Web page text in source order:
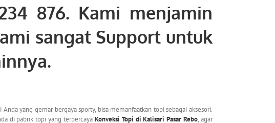
876. Kami menjamin
sangat Support untuk
yang gemar bergaya sporty, bisa memanfaatkan topi sebagai aksesori.
di pabrik topi yang terpercaya Konveksi Topi di Kalisari Pasar Rebo, agar